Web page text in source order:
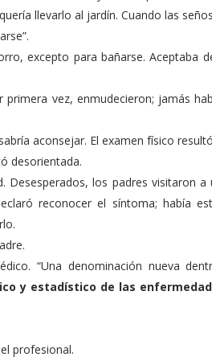
llevarlo al jardín. Cuando las
excepto para bañarse. Aceptaba
vez, enmu­decieron; jamás
aconsejar. El examen físico
desorientada.
Desesperados, los padres visitaron
reconocer el síntoma; había
“Una denominación nueva
y estadístico de las
profesional.